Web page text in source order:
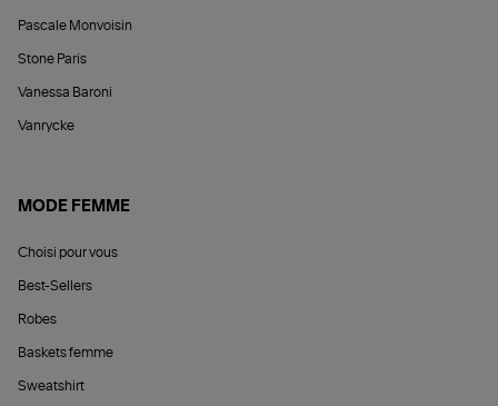
Pascale Monvoisin
Stone Paris
Vanessa Baroni
Vanrycke
MODE FEMME
Choisi pour vous
Best-Sellers
Robes
Baskets femme
Sweatshirt